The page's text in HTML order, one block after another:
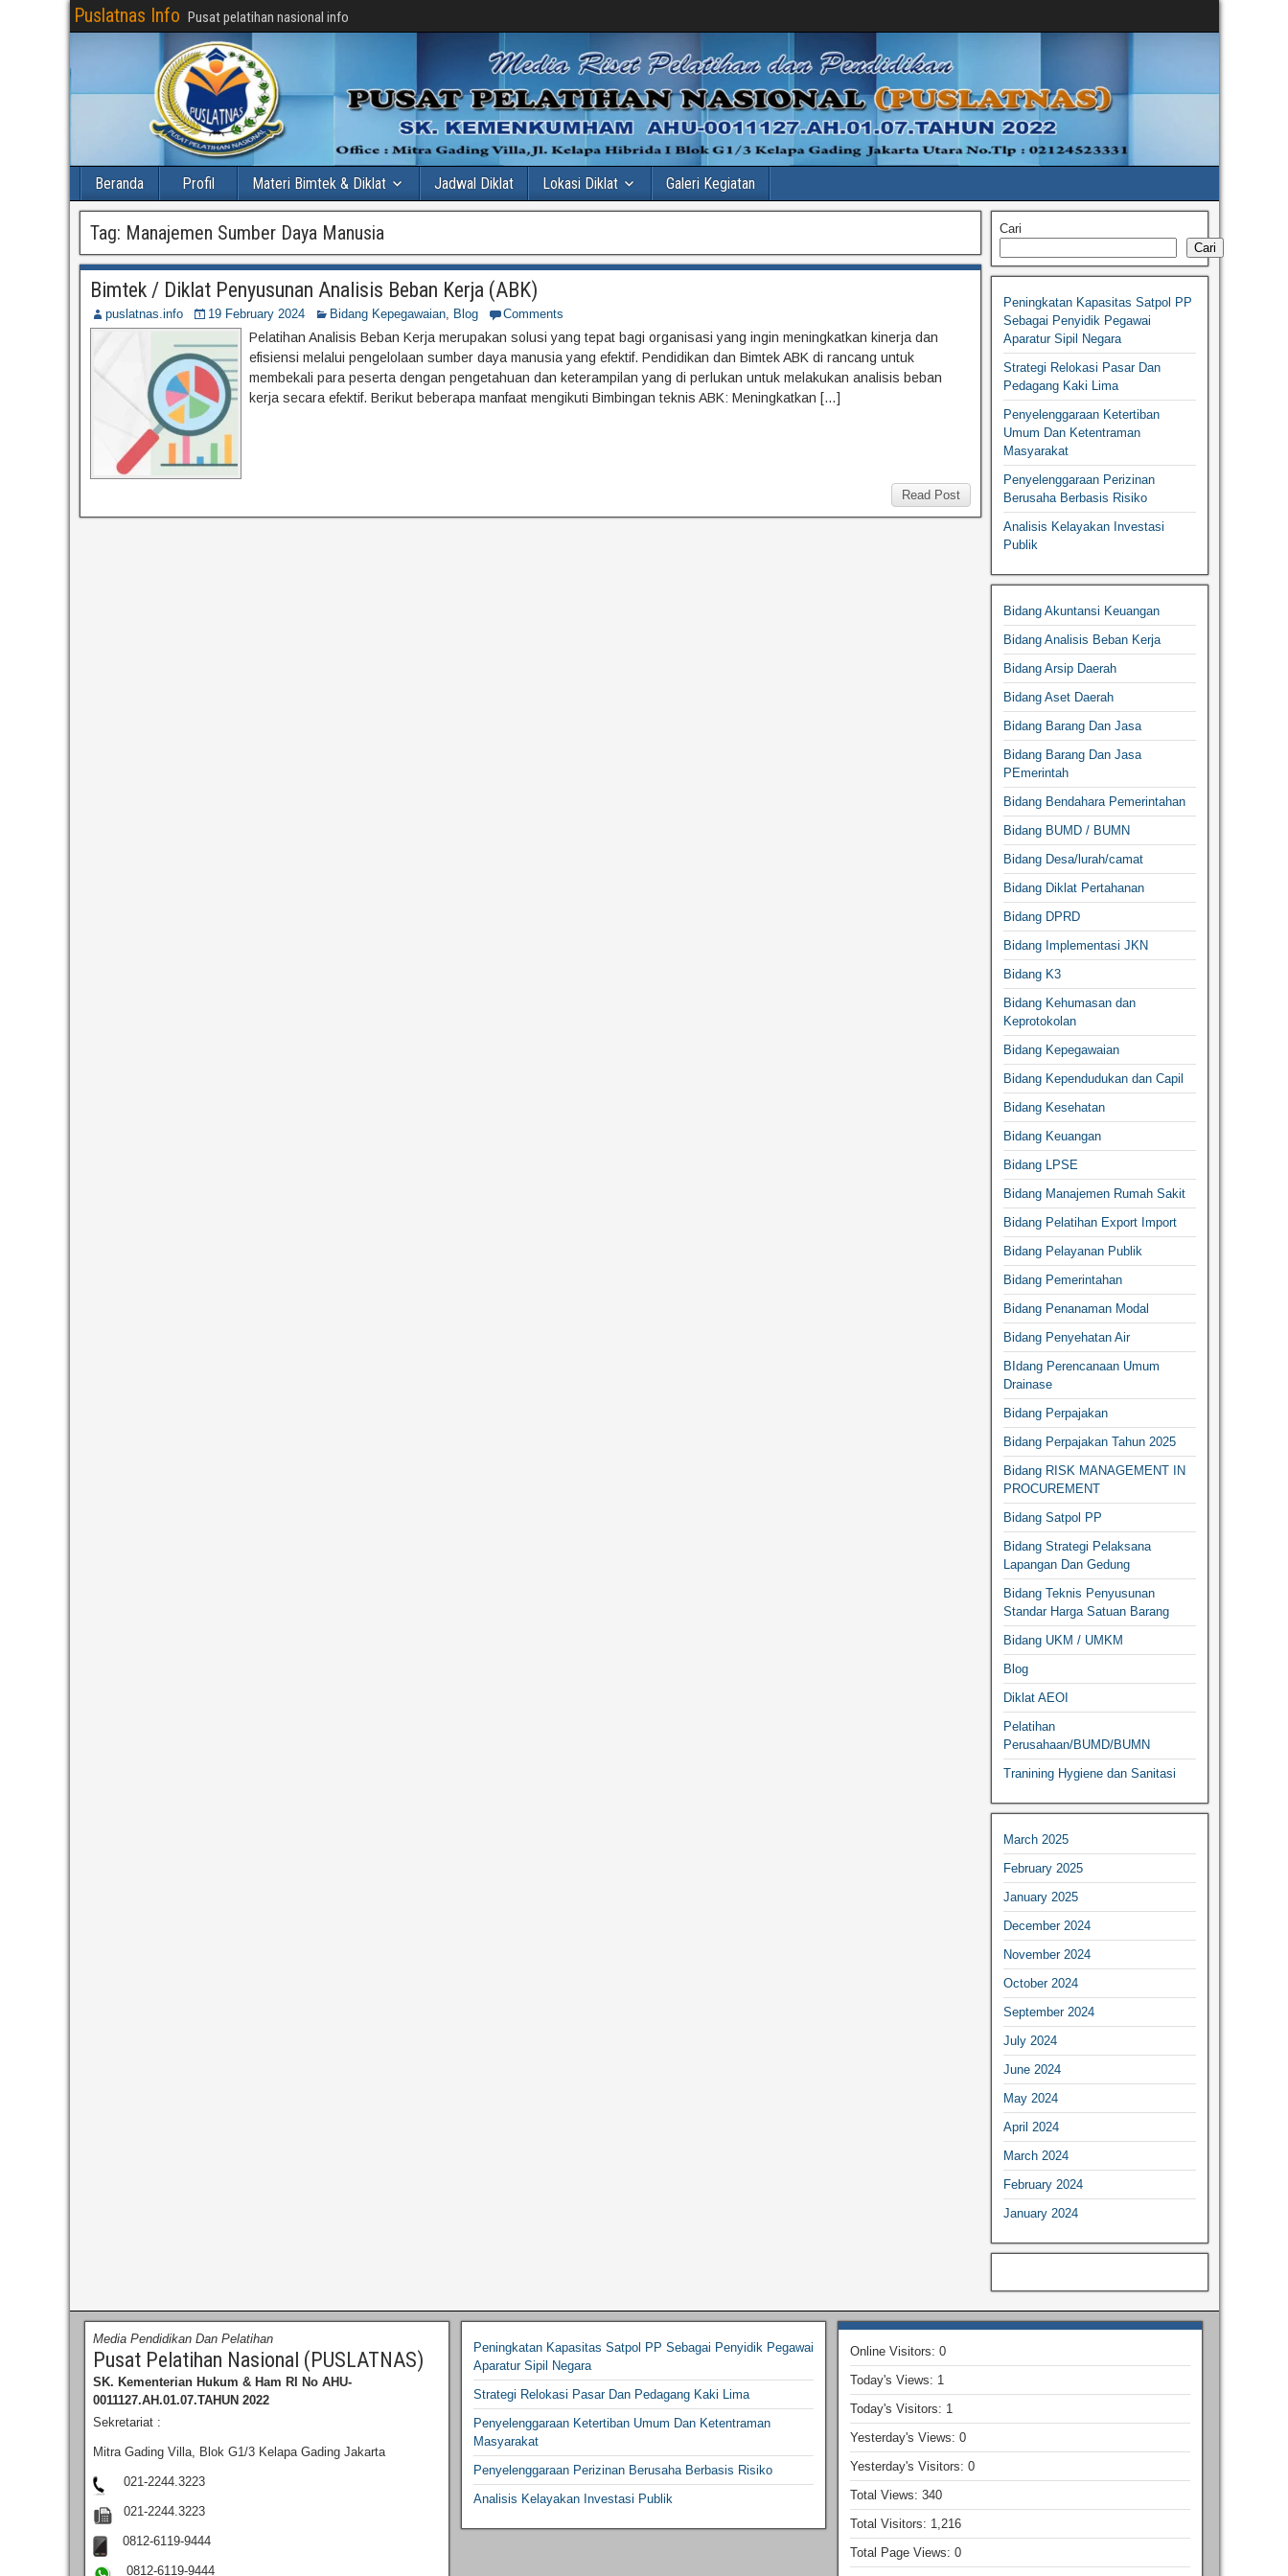
Puslatnas Info Pusat pelatihan nasional info
Beranda Profil Materi Bimtek & Diklat Jadwal Diklat Lokasi Diklat Galeri Kegiatan
Tag: Manajemen Sumber Daya Manusia
Bimtek / Diklat Penyusunan Analisis Beban Kerja (ABK)
puslatnas.info 19 February 2024 Bidang Kepegawaian, Blog Comments
Pelatihan Analisis Beban Kerja merupakan solusi yang tepat bagi organisasi yang ingin meningkatkan kinerja dan
efisiensi melalui pengelolaan sumber daya manusia yang efektif. Pendidikan dan Bimtek ABK di rancang untuk
membekali para peserta dengan pengetahuan dan keterampilan yang di perlukan untuk melakukan analisis beban
kerja secara efektif. Berikut beberapa manfaat mengikuti Bimbingan teknis ABK: Meningkatkan […]
Read Post
Cari
Cari
Peningkatan Kapasitas Satpol PP
Sebagai Penyidik Pegawai
Aparatur Sipil Negara
Strategi Relokasi Pasar Dan
Pedagang Kaki Lima
Penyelenggaraan Ketertiban
Umum Dan Ketentraman
Masyarakat
Penyelenggaraan Perizinan
Berusaha Berbasis Risiko
Analisis Kelayakan Investasi
Publik
Bidang Akuntansi Keuangan
Bidang Analisis Beban Kerja
Bidang Arsip Daerah
Bidang Aset Daerah
Bidang Barang Dan Jasa
Bidang Barang Dan Jasa
PEmerintah
Bidang Bendahara Pemerintahan
Bidang BUMD / BUMN
Bidang Desa/lurah/camat
Bidang Diklat Pertahanan
Bidang DPRD
Bidang Implementasi JKN
Bidang K3
Bidang Kehumasan dan
Keprotokolan
Bidang Kepegawaian
Bidang Kependudukan dan Capil
Bidang Kesehatan
Bidang Keuangan
Bidang LPSE
Bidang Manajemen Rumah Sakit
Bidang Pelatihan Export Import
Bidang Pelayanan Publik
Bidang Pemerintahan
Bidang Penanaman Modal
Bidang Penyehatan Air
BIdang Perencanaan Umum
Drainase
Bidang Perpajakan
Bidang Perpajakan Tahun 2025
Bidang RISK MANAGEMENT IN
PROCUREMENT
Bidang Satpol PP
Bidang Strategi Pelaksana
Lapangan Dan Gedung
Bidang Teknis Penyusunan
Standar Harga Satuan Barang
Bidang UKM / UMKM
Blog
Diklat AEOI
Pelatihan
Perusahaan/BUMD/BUMN
Tranining Hygiene dan Sanitasi
March 2025
February 2025
January 2025
December 2024
November 2024
October 2024
September 2024
July 2024
June 2024
May 2024
April 2024
March 2024
February 2024
January 2024
Media Pendidikan Dan Pelatihan
Pusat Pelatihan Nasional (PUSLATNAS)
SK. Kementerian Hukum & Ham RI
No AHU-
0011127.AH.01.07.TAHUN 2022
Sekretariat :
Mitra Gading Villa, Blok G1/3 Kelapa Gading Jakarta
021-2244.3223
021-2244.3223
0812-6119-9444
0812-6119-9444
Peningkatan Kapasitas Satpol PP Sebagai Penyidik Pegawai
Aparatur Sipil Negara
Strategi Relokasi Pasar Dan Pedagang Kaki Lima
Penyelenggaraan Ketertiban Umum Dan Ketentraman
Masyarakat
Penyelenggaraan Perizinan Berusaha Berbasis Risiko
Analisis Kelayakan Investasi Publik
Online Visitors:0
Today's Views: 1
Today's Visitors: 1
Yesterday's Views:0
Yesterday's Visitors:0
Total Views:340
Total Visitors: 1,216
Total Page Views:0